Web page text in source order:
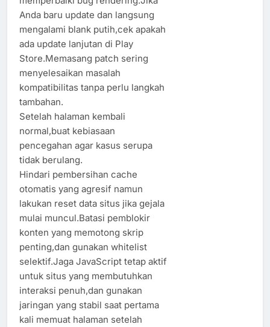
Anda baru update dan langsung
mengalami blank putih,cek apakah
ada update lanjutan di Play
Store.Memasang patch sering
menyelesaikan masalah
kompatibilitas tanpa perlu langkah
tambahan.
Setelah halaman kembali
normal,buat kebiasaan
pencegahan agar kasus serupa
tidak berulang.
Hindari pembersihan cache
otomatis yang agresif namun
lakukan reset data situs jika gejala
mulai muncul.Batasi pemblokir
konten yang memotong skrip
penting,dan gunakan whitelist
selektif.Jaga JavaScript tetap aktif
untuk situs yang membutuhkan
interaksi penuh,dan gunakan
jaringan yang stabil saat pertama
kali memuat halaman setelah